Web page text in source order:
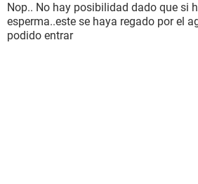
Nop.. No hay posibilidad dado que si
esperma..este se haya regado por el
podido entrar